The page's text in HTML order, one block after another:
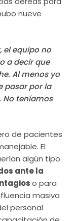
nueve
el equipo no
a decir que
Al menos yo
pasar por la
No teníamos
de pacientes
El
algún tipo
ante la
o para
masiva
personal